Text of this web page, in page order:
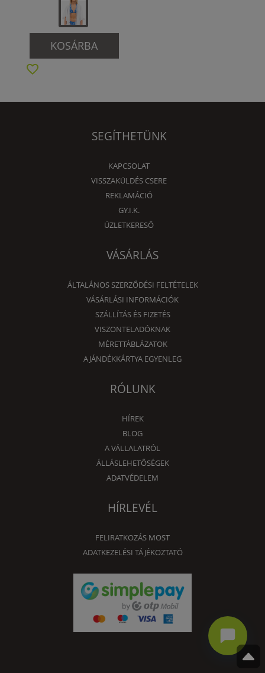
KOSÁRBA
SEGÍTHETÜNK
KAPCSOLAT
VISSZAKÜLDÉS CSERE
REKLAMÁCIÓ
GY.I.K.
ÜZLETKERESŐ
VÁSÁRLÁS
ÁLTALÁNOS SZERZŐDÉSI FELTÉTELEK
VÁSÁRLÁSI INFORMÁCIÓK
SZÁLLÍTÁS ÉS FIZETÉS
VISZONTELADÓKNAK
MÉRETTÁBLÁZATOK
AJÁNDÉKKÁRTYA EGYENLEG
RÓLUNK
HÍREK
BLOG
A VÁLLALATRÓL
ÁLLÁSLEHETŐSÉGEK
ADATVÉDELEM
HÍRLEVÉL
FELIRATKOZÁS MOST
ADATKEZELÉSI TÁJÉKOZTATÓ